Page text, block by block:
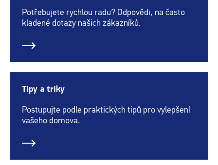
Potřebujete rychlou radu? Odpovědi, na často
kladené dotazy našich zákazníků.
Tipy a triky
Postupujte podle praktických tipů pro vylepšení
vašeho domova.